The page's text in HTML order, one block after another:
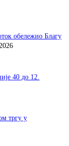
обележио Благу
40 до 12.
тргу у